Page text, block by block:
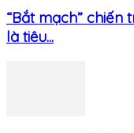
“Bắt mạch”
là tiêu...